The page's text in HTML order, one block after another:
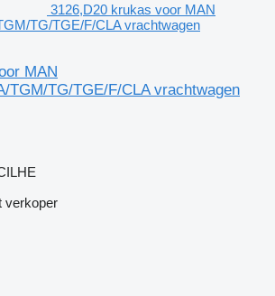
3126,D20 krukas voor MAN
TG/TGE/F/CLA vrachtwagen
MAN
TGM/TG/TGE/F/CLA vrachtwagen
verkoper